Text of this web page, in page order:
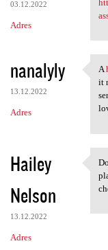
03.12.2022
Adres
nanalyly
13.12.2022
Adres
A
A
it
Hailey
Nelson
13.12.2022
Adres
Do